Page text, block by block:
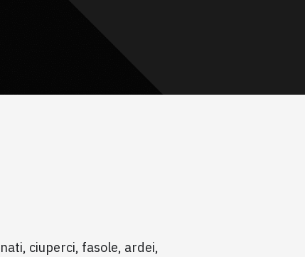
ciuperci, fasole, ardei,